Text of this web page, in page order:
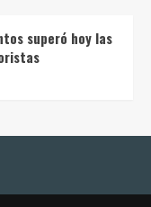
superó hoy las